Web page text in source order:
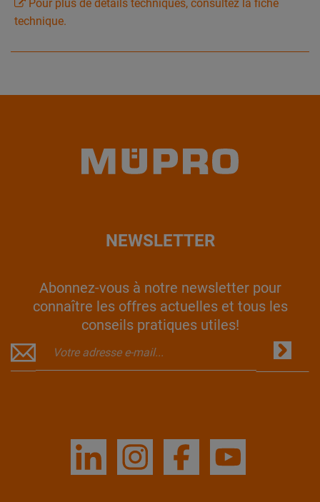
Pour plus de détails techniques, consultez la fiche
technique.
NEWSLETTER
Abonnez-vous à notre newsletter pour
connaître les offres actuelles et tous les
conseils pratiques utiles!